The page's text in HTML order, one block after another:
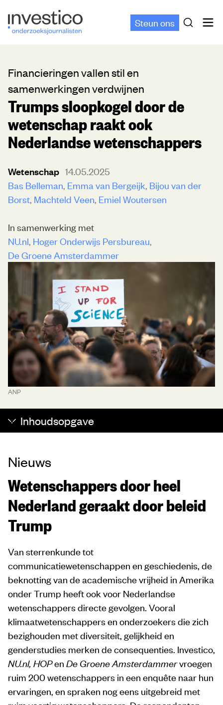
Steun ons
Financieringen vallen stil en
samenwerkingen verdwijnen
Trumps sloopkogel door de
wetenschap raakt ook
Nederlandse wetenschappers
Wetenschap 14.05.2025
Bas Belleman Emma van Bergeijk Bijou van der
Borst Machteld Veen Emiel Woutersen
In samenwerking met
NU.nl Hoger Onderwijs Persbureau
De Groene Amsterdammer
ANP
Inhoudsopgave
Nieuws
Wetenschappers door heel
Nederland geraakt door beleid
Trump
Van sterrenkunde tot
communicatiewetenschappen en geschiedenis, de
beknotting van de academische vrijheid in Amerika
onder Trump heeft ook voor Nederlandse
wetenschappers directe gevolgen. Vooral
klimaatwetenschappers en onderzoekers die zich
bezighouden met diversiteit, gelijkheid en
genderstudies merken de consequenties. Investico,
NU.nl, HOPen De Groene Amsterdammervroegen
ruim 200 wetenschappers in een enquête naar hun
ervaringen, en spraken nog eens uitgebreid met